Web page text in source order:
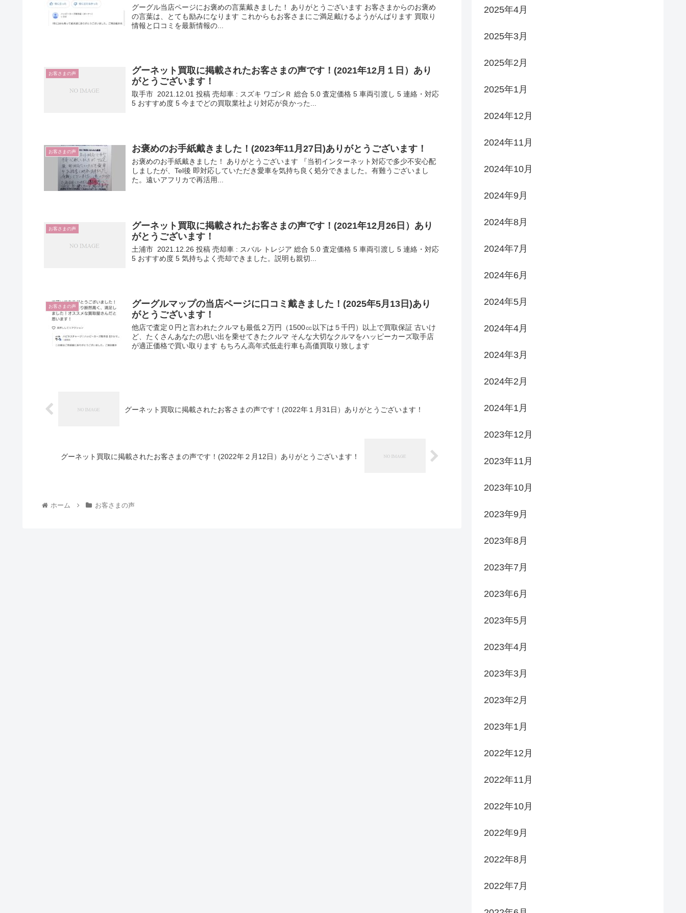
グーグル当店ページにお褒めの言葉戴きました！ ありがとうございます お客さまからのお褒め
の言葉は、とても励みになります これからもお客さまにご満足戴けるようがんばります 買取り
情報と口コミを最新情報の...
お客さまの声
グーネット買取に掲載されたお客さまの声です！(2021年12月１日）あり
がとうございます！
取手市 2021.12.01 投稿 売却車 : スズキ ワゴンＲ 総合 5.0 査定価格 5 車両引渡し 5 連絡・対応
5 おすすめ度 5 今までどの買取業社より対応が良かった...
お客さまの声 お褒めのお手紙戴きました！(2023年11月27日)ありがとうございます！
お褒めのお手紙戴きました！ ありがとうございます 『当初インターネット対応で多少不安心配
しましたが、Tel後 即対応していただき愛車を気持ち良く処分できました。有難うございまし
た。遠いアフリカで再活用...
お客さまの声
グーネット買取に掲載されたお客さまの声です！(2021年12月26日）あり
がとうございます！
土浦市 2021.12.26 投稿 売却車 : スバル トレジア 総合 5.0 査定価格 5 車両引渡し 5 連絡・対応
5 おすすめ度 5 気持ちよく売却できました。説明も親切...
お客さまの声
グーグルマップの当店ページに口コミ戴きました！(2025年5月13日)あり
がとうございます！
他店で査定０円と言われたクルマも最低２万円（1500㏄以下は５千円）以上で買取保証 古いけ
ど、たくさんあなたの思い出を乗せてきたクルマ そんな大切なクルマをハッピーカーズ取手店
が適正価格で買い取ります もちろん高年式低走行車も高価買取り致します
グーネット買取に掲載されたお客さまの声です！(2022年１月31日）ありがとうございます！
グーネット買取に掲載されたお客さまの声です！(2022年２月12日）ありがとうございます！
ホーム お客さまの声
2025年4月
2025年3月
2025年2月
2025年1月
2024年12月
2024年11月
2024年10月
2024年9月
2024年8月
2024年7月
2024年6月
2024年5月
2024年4月
2024年3月
2024年2月
2024年1月
2023年12月
2023年11月
2023年10月
2023年9月
2023年8月
2023年7月
2023年6月
2023年5月
2023年4月
2023年3月
2023年2月
2023年1月
2022年12月
2022年11月
2022年10月
2022年9月
2022年8月
2022年7月